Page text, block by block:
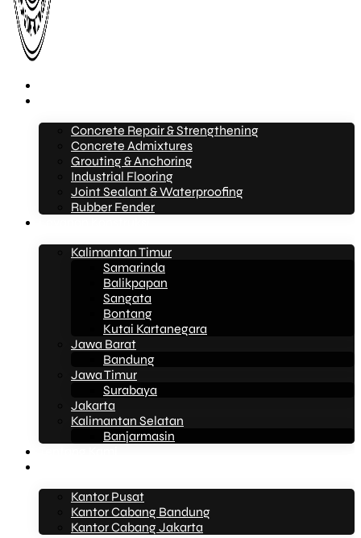
Concrete Repair & Strengthening
Concrete Admixtures
Grouting & Anchoring
Industrial Flooring
Joint Sealant & Waterproofing
Rubber Fender
Kalimantan Timur
Samarinda
Balikpapan
Sangata
Bontang
Kutai Kartanegara
Jawa Barat
Bandung
Jawa Timur
Surabaya
Jakarta
Kalimantan Selatan
Banjarmasin
Kantor Pusat
Kantor Cabang Bandung
Kantor Cabang Jakarta